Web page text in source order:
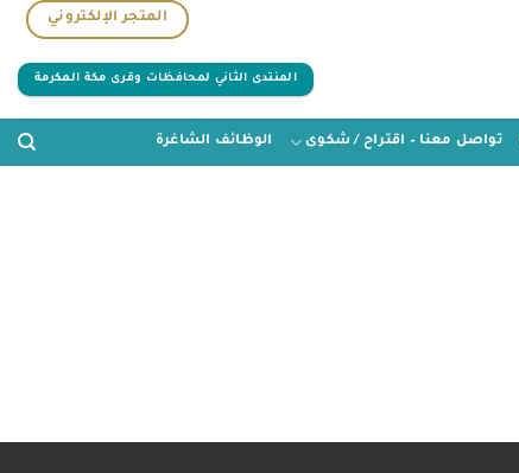
المتجر الإلكتروني
المنتدى الثاني لمحافظات وقرى مكة المكرمة
تواصل معنا – اقتراح / شكوى الوظائف الشاغرة